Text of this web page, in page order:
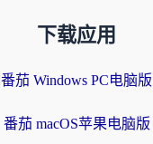
下载应用
番茄 Windows PC电脑版
番茄 macOS苹果电脑版